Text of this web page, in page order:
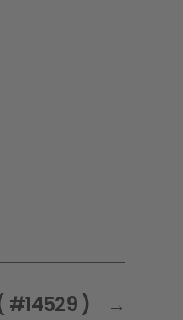
→
#14529 )